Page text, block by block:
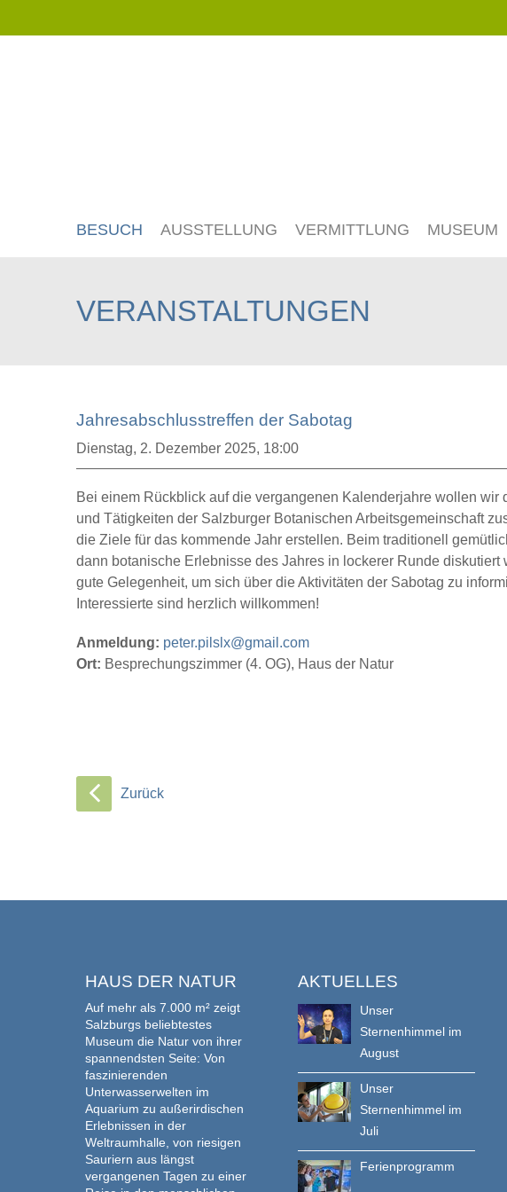
BESUCH AUSSTELLUNG VERMITTLUNG MUSEUM
VERANSTALTUNGEN
Jahresabschlusstreffen der Sabotag
Dienstag, 2. Dezember 2025, 18:00
Bei einem Rückblick auf die vergangenen Kalenderjahre wollen wir
und Tätigkeiten der Salzburger Botanischen Arbeitsgemeinschaft
die Ziele für das kommende Jahr erstellen. Beim traditionell
dann botanische Erlebnisse des Jahres in lockerer Runde diskutiert
gute Gelegenheit, um sich über die Aktivitäten der Sabotag zu
Interessierte sind herzlich willkommen!
Anmeldung: peter.pilslx@gmail.com
Ort: Besprechungszimmer (4. OG), Haus der Natur
Zurück
HAUS DER NATUR
Auf mehr als 7.000 m² zeigt
Salzburgs beliebtestes
Museum die Natur von ihrer
spannendsten Seite: Von
faszinierenden
Unterwasserwelten im
Aquarium zu außerirdischen
Erlebnissen in der
Weltraumhalle, von riesigen
Sauriern aus längst
vergangenen Tagen zu einer
AKTUELLES
Unser
Sternenhimmel im
August
Unser
Sternenhimmel im
Juli
Ferienprogramm